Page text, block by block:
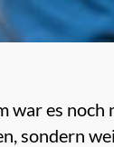
war es
sondern